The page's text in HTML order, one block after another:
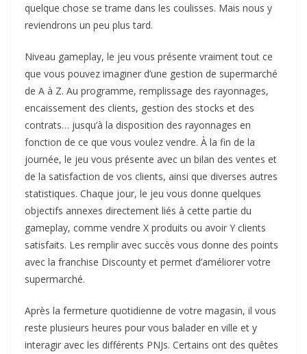
quelque chose se trame dans les coulisses. Mais nous y
reviendrons un peu plus tard.
Niveau gameplay, le jeu vous présente vraiment tout ce
que vous pouvez imaginer d’une gestion de supermarché
de A à Z. Au programme, remplissage des rayonnages,
encaissement des clients, gestion des stocks et des
contrats… jusqu’à la disposition des rayonnages en
fonction de ce que vous voulez vendre. À la fin de la
journée, le jeu vous présente avec un bilan des ventes et
de la satisfaction de vos clients, ainsi que diverses autres
statistiques. Chaque jour, le jeu vous donne quelques
objectifs annexes directement liés à cette partie du
gameplay, comme vendre X produits ou avoir Y clients
satisfaits. Les remplir avec succès vous donne des points
avec la franchise Discounty et permet d’améliorer votre
supermarché.
Après la fermeture quotidienne de votre magasin, il vous
reste plusieurs heures pour vous balader en ville et y
interagir avec les différents PNJs. Certains ont des quêtes